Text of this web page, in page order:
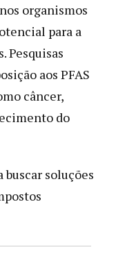
organismos
para a
Pesquisas
aos PFAS
câncer,
do
soluções